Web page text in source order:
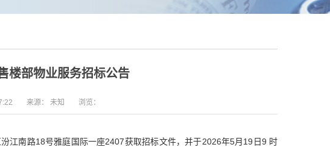
楼部物业服务招标公告
来源： 未知 浏览：
江南路18号雅庭国际一座2407获取招标文件，并于2026年5月19日9 时